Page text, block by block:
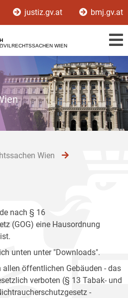
justiz.gv.at bmj.gv.at
WIEN
Wien
nach § 16
(GOG) eine Hausordnung
unten unter "Downloads".
öffentlichen Gebäuden - das
verboten (§ 13 Tabak- und
-